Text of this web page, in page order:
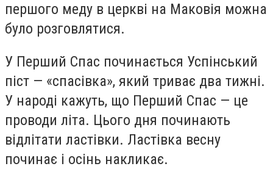
першого меду в церкві на Маковія можна
було розговлятися.
У Перший Спас починається Успінський
піст — «спасівка», який триває два тижні.
У народі кажуть, що Перший Спас — це
проводи літа. Цього дня починають
відлітати ластівки. Ластівка весну
починає і осінь накликає.